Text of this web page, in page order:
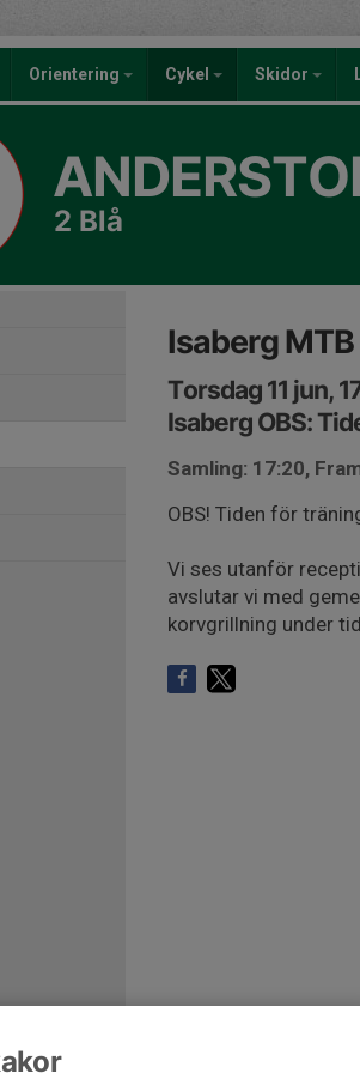
Orientering Cykel Skidor
2 Blå
Isaberg
Torsdag 11 jun,
Isaberg OBS:
Samling: 17:20,
OBS! Tiden för
Vi ses utanför
avslutar vi med
korvgrillning under